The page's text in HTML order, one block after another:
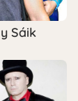
Sáik